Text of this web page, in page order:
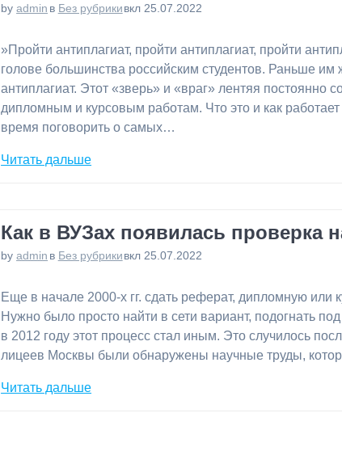
byadmin в Без рубрикивкл 25.07.2022
⁠»Пройти антиплагиат, пройти антиплагиат, пройти
голове большинства российским студентов. Раньше
антиплагиат. Этот «зверь» и «враг» лентяя постоянно
дипломным и курсовым работам. Что это и как
время поговорить о самых…
Читать дальше
Как в ВУЗах появилась проверка
byadmin в Без рубрикивкл 25.07.2022
⁠Еще в начале 2000-х гг. сдать реферат, дипломную или
Нужно было просто найти в сети вариант, подогнать
в 2012 году этот процесс стал иным. Это случилось
лицеев Москвы были обнаружены научные труды,
Читать дальше